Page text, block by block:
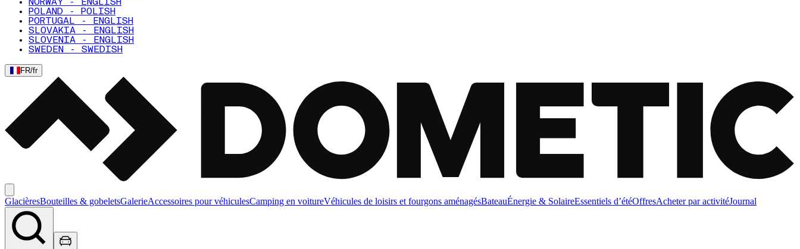
NORWAY - ENGLISH
POLAND - POLISH
PORTUGAL - ENGLISH
SLOVAKIA - ENGLISH
SLOVENIA - ENGLISH
SWEDEN - SWEDISH
FR/fr
GlacièresBouteilles & gobeletsGalerieAccessoires pour véhiculesCamping en voitureVéhicules de loisirs et fourgons aménagésBateauÉnergie & SolaireEssentiels d’étéOffresAcheter par activitéJournal